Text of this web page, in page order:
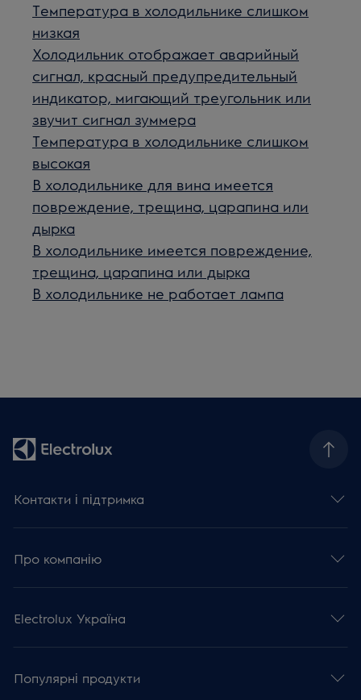
Температура в холодильнике слишком
низкая
Холодильник отображает аварийный
сигнал, красный предупредительный
индикатор, мигающий треугольник или
звучит сигнал зуммера
Температура в холодильнике слишком
высокая
В холодильнике для вина имеется
повреждение, трещина, царапина или
дырка
В холодильнике имеется повреждение,
трещина, царапина или дырка
В холодильнике не работает лампа
Контакти і підтримка
Про компанію
Electrolux Україна
Популярні продукти